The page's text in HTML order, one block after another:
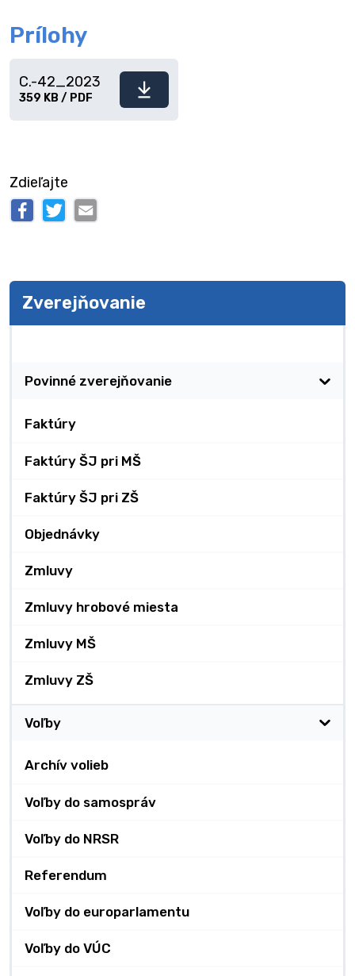
Prílohy
Stiahnuť
C.-42_2023
359 KB / PDF
Zdieľajte
Zverejňovanie
Povinné zverejňovanie
Faktúry
Faktúry ŠJ pri MŠ
Faktúry ŠJ pri ZŠ
Objednávky
Zmluvy
Zmluvy hrobové miesta
Zmluvy MŠ
Zmluvy ZŠ
Voľby
Archív volieb
Voľby do samospráv
Voľby do NRSR
Referendum
Voľby do europarlamentu
Voľby do VÚC